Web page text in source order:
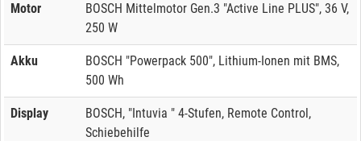
Motor
BOSCH Mittelmotor Gen.3 "Active Line PLUS", 36 V,
250 W
Akku
BOSCH "Powerpack 500", Lithium-Ionen mit BMS,
500 Wh
Display
BOSCH, "Intuvia " 4-Stufen, Remote Control,
Schiebehilfe